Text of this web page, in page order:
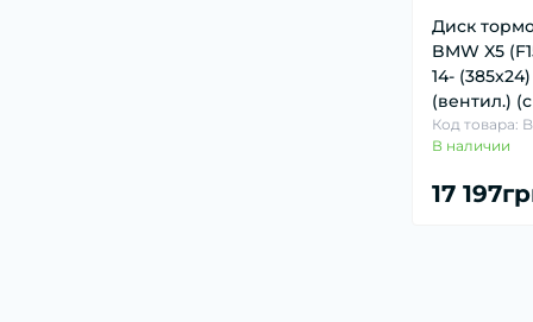
Диск
BMW X5
14-
(вентил.)
Код товара:
В наличии
17